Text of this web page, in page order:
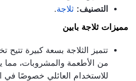
التصنيف: ثلاجة.
مميزات ثلاجة بابين
تتميز الثلاجة بسعة كبيرة
من الأطعمة والمشروبات، مما
للاستخدام العائلي خصوصًا في